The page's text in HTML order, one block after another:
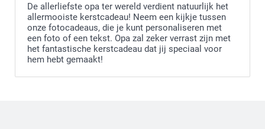
De allerliefste opa ter wereld verdient natuurlijk het
allermooiste kerstcadeau! Neem een kijkje tussen
onze fotocadeaus, die je kunt personaliseren met
een foto of een tekst. Opa zal zeker verrast zijn met
het fantastische kerstcadeau dat jij speciaal voor
hem hebt gemaakt!